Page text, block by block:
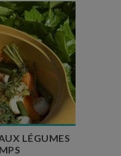
: 35 min
: 5h
8 personnes
LÉGUMES